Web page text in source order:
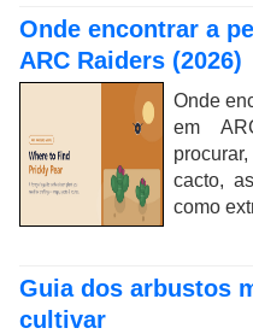
Onde encontrar a
ARC Raiders (2026)
Onde
em
cacto,
como
Guia dos arbustos
cultivar